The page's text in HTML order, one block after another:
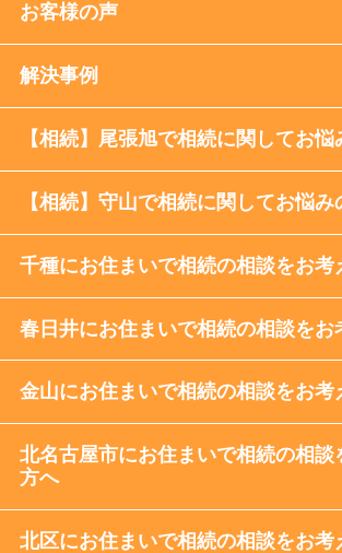
お客様の声
解決事例
【相続】尾張旭で相続に関してお悩
【相続】守山で相続に関してお悩み
千種にお住まいで相続の相談をお考
春日井にお住まいで相続の相談をお
金山にお住まいで相続の相談をお考
北名古屋市にお住まいで相続の相談
方へ
北区にお住まいで相続の相談をお考